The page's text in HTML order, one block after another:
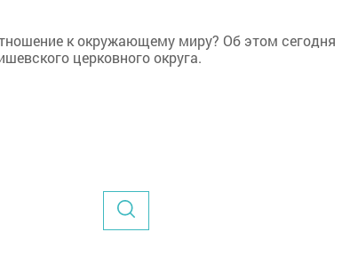
к окружающему миру? Об этом сегодня
церковного округа.